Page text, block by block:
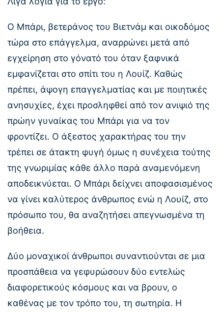
Ο Μπάρι, βετεράνος του Βιετνάμ και οικοδόμος
τώρα στο επάγγελμα, αναρρώνει μετά από
εγχείρηση στο γόνατό του όταν ξαφνικά
εμφανίζεται στο σπίτι του η Λουίζ. Καθώς
πρέπει, άψογη επαγγελματίας και με ποιητικές
ανησυχίες, έχει προσληφθεί από τον ανιψιό της
πρώην γυναίκας του Μπάρι για να τον
φροντίζει. Ο άξεστος χαρακτήρας του την
τρέπει σε άτακτη φυγή όμως η συνέχεια τούτης
της γνωριμίας κάθε άλλο παρά αναμενόμενη
αποδεικνύεται. Ο Μπάρι δείχνει αποφασισμένος
να γίνει καλύτερος άνθρωπος ενώ η Λουίζ, στο
πρόσωπο του, θα αναζητήσει απεγνωσμένα τη
βοήθεια.
Δύο μοναχικοί άνθρωποι συναντιούνται σε μια
προσπάθεια να γεφυρώσουν δύο εντελώς
διαφορετικούς κόσμους και να βρουν, ο
καθένας με τον τρόπο του, τη σωτηρία. Η